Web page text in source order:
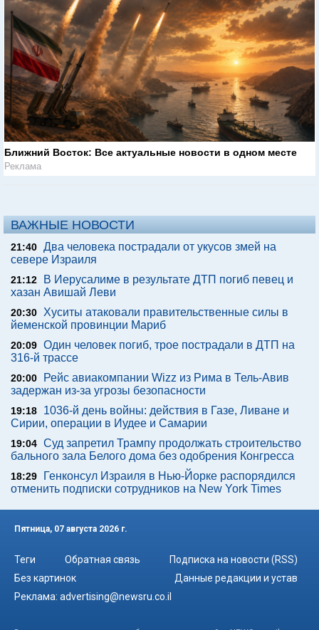
Ближний Восток: Все актуальные новости в одном месте
Реклама
ВАЖНЫЕ НОВОСТИ
21:40 Два человека пострадали от укусов змей на
севере Израиля
21:12
В Иерусалиме в результате ДТП погиб певец и
хазан Авишай Леви
20:30 Хуситы атаковали правительственные силы в
йеменской провинции Мариб
20:09 Один человек погиб, трое пострадали в ДТП на
316-й трассе
20:00
Рейс авиакомпании Wizz из Рима в Тель-Авив
задержан из-за угрозы безопасности
19:18
1036-й день войны: действия в Газе, Ливане и
Сирии, операции в Иудее и Самарии
19:04 Суд запретил Трампу продолжать строительство
бального зала Белого дома без одобрения Конгресса
18:29
Генконсул Израиля в Нью-Йорке распорядился
отменить подписки сотрудников на New York Times
Пятница, 07 августа 2026 г.
Теги Обратная связь
Подписка на новости (RSS)
Без картинок
Данные редакции и устав
Реклама: advertising@newsru.co.il